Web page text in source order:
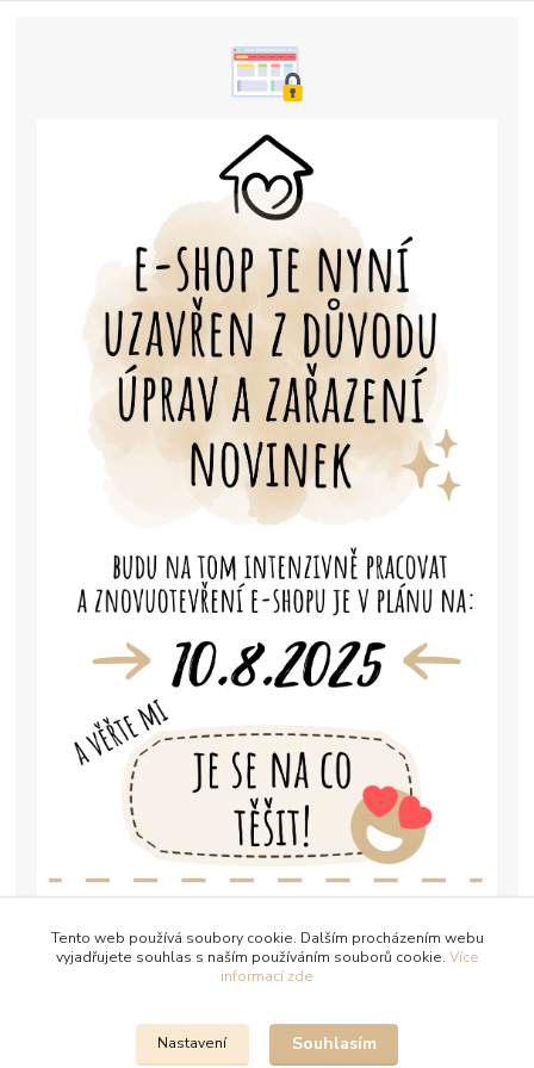
Tento web používá soubory cookie. Dalším procházením webu
vyjadřujete souhlas s naším používáním souborů cookie. Více
informací zde
Nastavení Souhlasím